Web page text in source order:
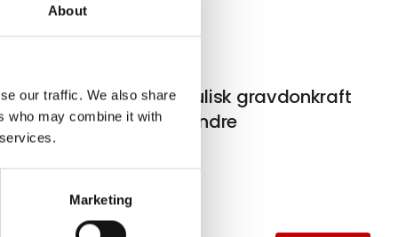
About
our traffic. We also share
who may combine it with
Marketing
På messen
Lufthydraulisk gravdonkraft
med 2 cylindre